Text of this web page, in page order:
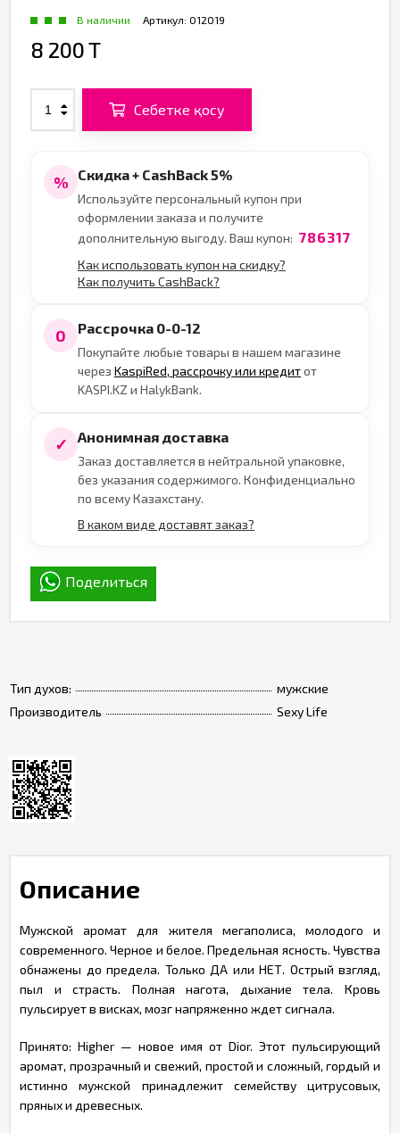
Тип духов:
мужские
Производитель
Sexy Life
Артикул: 012019
В наличии
8 200 T
Себетке қосу
% Скидка + CashBack 5%
Используйте персональный купон при
оформлении заказа и получите
дополнительную выгоду. Ваш купон: 786317
Как использовать купон на скидку?
Как получить CashBack?
0 Рассрочка 0-0-12
Покупайте любые товары в нашем магазине
через KaspiRed, рассрочку или кредитот
KASPI.KZ и HalykBank.
✓ Анонимная доставка
Заказ доставляется в нейтральной упаковке,
без указания содержимого. Конфиденциально
по всему Казахстану.
В каком виде доставят заказ?
Поделиться
Описание
Мужской аромат для жителя мегаполиса, молодого и
современного. Черное и белое. Предельная ясность. Чувства
обнажены до предела. Только ДА или НЕТ. Острый взгляд,
пыл и страсть. Полная нагота, дыхание тела. Кровь
пульсирует в висках, мозг напряженно ждет сигнала.
Принято: Higher — новое имя от Dior. Этот пульсирующий
аромат, прозрачный и свежий, простой и сложный, гордый и
истинно мужской принадлежит семейству цитрусовых,
пряных и древесных.